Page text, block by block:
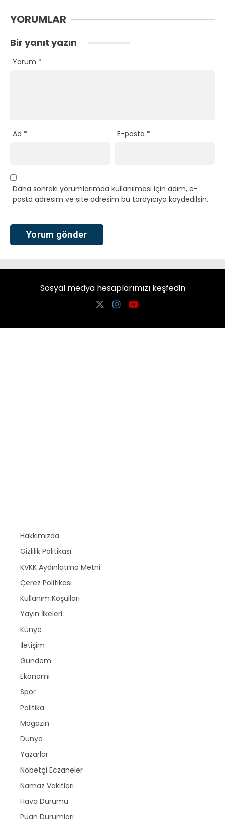
YORUMLAR
Bir yanıt yazın
Yorum *
Ad * E-posta *
Daha sonraki yorumlarımda kullanılması için adım, e-
posta adresim ve site adresim bu tarayıcıya kaydedilsin.
Sosyal medya hesaplarımızı keşfedin
Hakkımızda
Gizlilik Politikası
KVKK Aydınlatma Metni
Çerez Politikası
Kullanım Koşulları
Yayın İlkeleri
Künye
İletişim
Gündem
Ekonomi
Spor
Politika
Magazin
Dünya
Yazarlar
Nöbetçi Eczaneler
Namaz Vakitleri
Hava Durumu
Puan Durumları